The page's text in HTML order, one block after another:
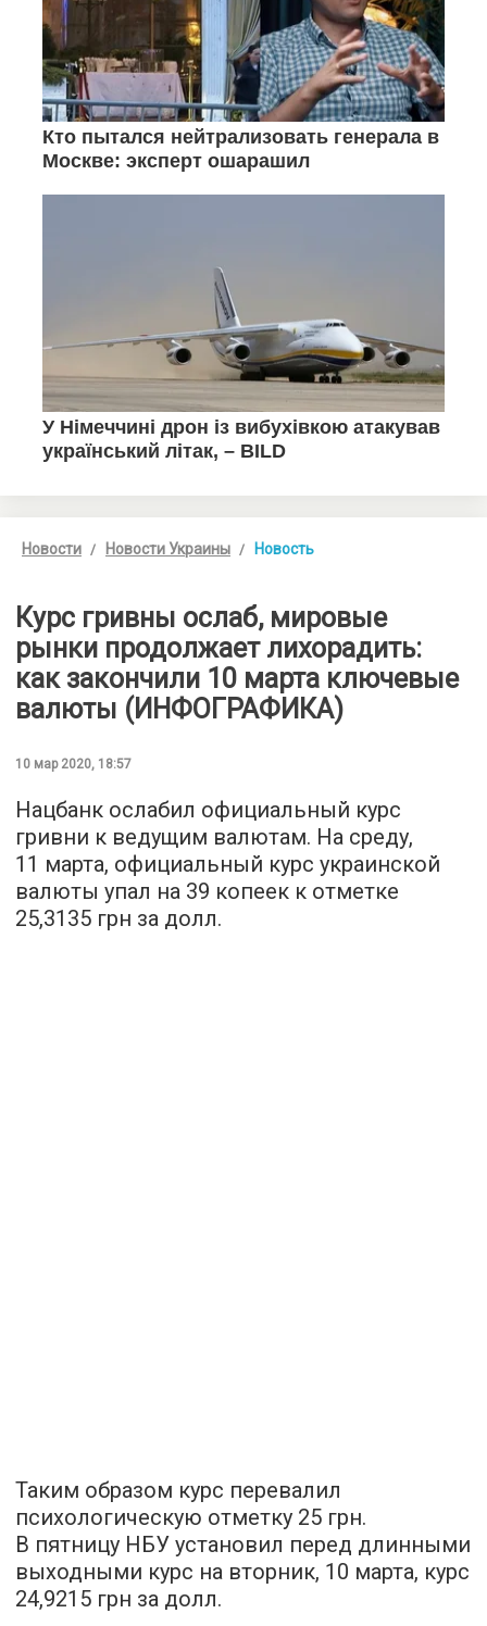
Новости Новости Украины Новость
Курс гривны ослаб, мировые
рынки продолжает лихорадить:
как закончили 10 марта ключевые
валюты (ИНФОГРАФИКА)
10 мар 2020, 18:57
Нацбанк ослабил официальный курс
гривни к ведущим валютам. На среду,
11 марта, официальный курс украинской
валюты упал на 39 копеек к отметке
25,3135 грн за долл.
Таким образом курс перевалил
психологическую отметку 25 грн.
В пятницу НБУ установил перед длинными
выходными курс на вторник, 10 марта, курс
24,9215 грн за долл.